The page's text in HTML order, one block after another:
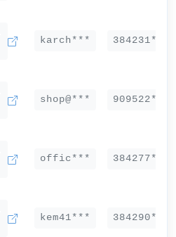
karch*** 384231***
shop@*** 909522***
offic*** 384277***
kem41*** 384290***